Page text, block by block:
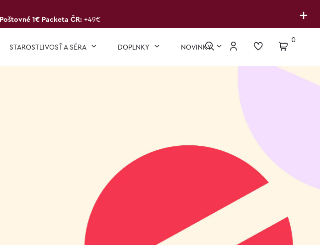
+
Poštovné 1€ Packeta ČR: +49€
STAROSTLIVOSŤ A SÉRA DOPLNKY NOVINKY
0